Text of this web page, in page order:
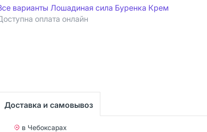
варианты Лошадиная сила Буренка Крем
оплата онлайн
Доставка и самовывоз
в Чебоксарах